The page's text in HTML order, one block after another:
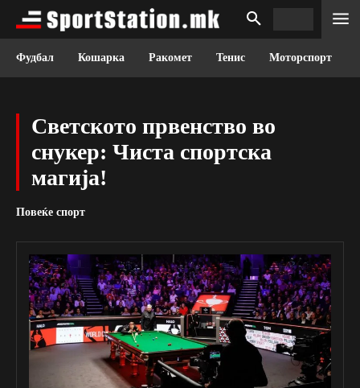
Фудбал Кошарка Ракомет Тенис Моторспорт
Светското првенство во
снукер: Чиста спортска
магија!
Повеќе спорт